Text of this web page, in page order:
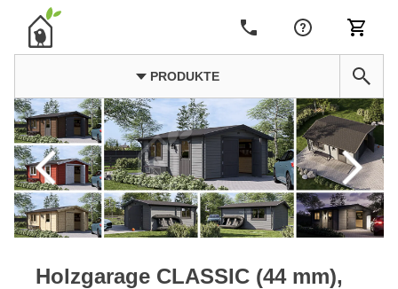
PRODUKTE
Holzgarage CLASSIC (44 mm),